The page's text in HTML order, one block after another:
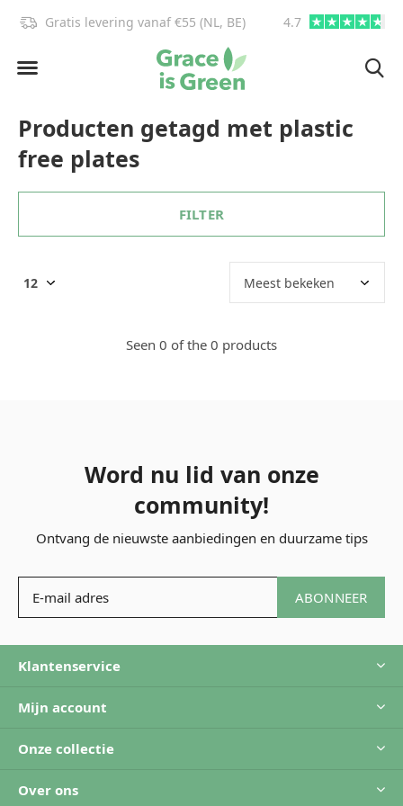
Gratis levering vanaf €55 (NL, BE) 4.7
Producten getagd met plastic
free plates
FILTER
Seen 0 of the 0 products
Word nu lid van onze
community!
Ontvang de nieuwste aanbiedingen en duurzame tips
ABONNEER
Klantenservice
Mijn account
Onze collectie
Over ons